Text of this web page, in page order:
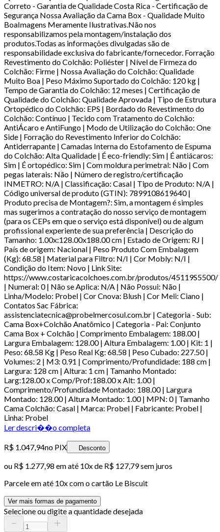
Correto - Garantia de Qualidade Costa Rica - Certificação de
Segurança Nossa Avaliação da Cama Box - Qualidade Muito
BoaImagens Meramente Ilustrativas.Não nos
responsabilizamos pela montagem/instalação dos
produtos.Todas as informações divulgadas são de
responsabilidade exclusiva do fabricante/fornecedor. Forração
Revestimento do Colchão: Poliéster | Nível de Firmeza do
Colchão: Firme | Nossa Avaliação do Colchão: Qualidade
Muito Boa | Peso Máximo Suportado do Colchão: 120 kg |
Tempo de Garantia do Colchão: 12 meses | Certificação de
Qualidade do Colchão: Qualidade Aprovada | Tipo de Estrutura
Ortopédico do Colchão: EPS | Bordado do Revestimento do
Colchão: Contínuo | Tecido com Tratamento do Colchão:
AntiÁcaro e AntiFungo | Modo de Utilização do Colchão: One
Side | Forração do Revestimento Inferior do Colchão:
Antiderrapante | Camadas Interna do Estofamento de Espuma
do Colchão: Alta Qualidade | É eco-friendly: Sim | É antiácaros:
Sim | É ortopédico: Sim | Com moldura perimetral: Não | Com
pegas laterais: Não | Número de registro/certificação
INMETRO: N/A | Classificação: Casal | Tipo de Produto: N/A |
Código universal de produto (GTIN): 7899108619640 |
Produto precisa de Montagem?: Sim, a montagem é simples
mas sugerimos a contratação do nosso serviço de montagem
(para os CEPs em que o serviço está disponível) ou de algum
profissional experiente de sua preferência | Descrição do
Tamanho: 1.00x:128.00x188.00 cm | Estado de Origem: RJ |
País de origem: Nacional | Peso Produto Com Embalagem
(Kg): 68.58 | Material para Filtro: N/I | Cor Mobly: N/I |
Condição do Item: Novo | Link Site:
https://www.costaricacolchoes.com.br/produtos/45119S5500/
| Numeral: 0 | Não se Aplica: N/A | Não Possui: Não |
Linha/Modelo: Probel | Cor Cnova: Blush | Cor Meli: Ciano |
Contatos Sac Fábrica:
assistenciatecnica@probelmercosul.com.br | Categoria - Sub:
Cama Box+Colchão Anatômico | Categoria - Pai: Conjunto
Cama Box + Colchão | Comprimento Embalagem: 188.00 |
Largura Embalagem: 128.00 | Altura Embalagem: 1.00 | Kit: 1 |
Peso: 68.58 Kg | Peso Real Kg: 68.58 | Peso Cubado: 227.50 |
Volumes: 2 | M3: 0.91 | Comprimento/Profundidade: 188 cm |
Largura: 128 cm | Altura: 1 cm | Tamanho Montado:
Larg:128.00 x Comp/Prof:188.00 x Alt: 1.00 |
Comprimento/Profundidade Montado: 188.00 | Largura
Montado: 128.00 | Altura Montado: 1.00 | MPN: 0 | Tamanho
Cama Colchão: Casal | Marca: Probel | Fabricante: Probel |
Linha: Probel
Ler descri��o completa
R$ 1.047,94no PIX Desconto
ou R$ 1.277,98 em até 10x de R$ 127,79 sem juros
Parcele em até 10x com o cartão Le Biscuit
Ver mais formas de pagamento
Selecione ou digite a quantidade desejada